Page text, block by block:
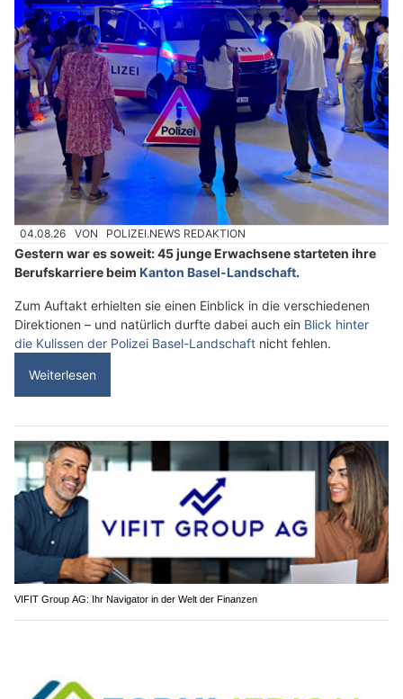
04.08.26 VON POLIZEI.NEWS REDAKTION
Gestern war es soweit: 45 junge Erwachsene starteten ihre
Berufskarriere beim Kanton Basel-Landschaft.
Zum Auftakt erhielten sie einen Einblick in die verschiedenen
Direktionen – und natürlich durfte dabei auch ein Blick hinter
die Kulissen der Polizei Basel-Landschaft nicht fehlen.
Weiterlesen
VIFIT Group AG: Ihr Navigator in der Welt der Finanzen